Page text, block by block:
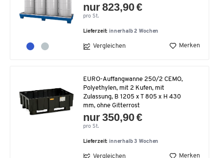
nur 823,90 €
pro St.
Lieferzeit: innerhalb 2 Wochen
Vergleichen Merken
EURO-Auffangwanne 250/2 CEMO,
Polyethylen, mit 2 Kufen, mit
Zulassung, B 1205 x T 805 x H 430
mm, ohne Gitterrost
nur 350,90 €
pro St.
Lieferzeit: innerhalb 3 Wochen
Vergleichen Merken